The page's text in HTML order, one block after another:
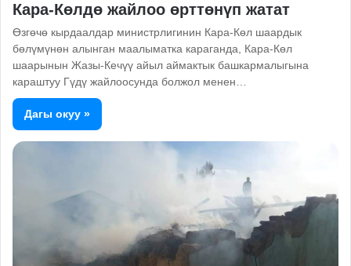
Кара-Көлдө жайлоо өрттөнүп жатат
Өзгөчө кырдаалдар министрлигинин Кара-Көл шаардык
бөлүмүнөн алынган маалыматка караганда, Кара-Көл
шаарынын Жазы-Кечүү айыл аймактык башкармалыгына
караштуу Гүдү жайлоосунда болжол менен…
Дагы окуу »